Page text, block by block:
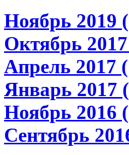
Ноябрь 2019
Октябрь
Апрель 2017
Январь 2017
Ноябрь 2016
Сентябрь